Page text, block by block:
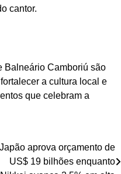
cantor.
Balneário Camboriú são
a cultura local e
que celebram a
Japão aprova orçamento de
US$ 19 bilhões enquanto